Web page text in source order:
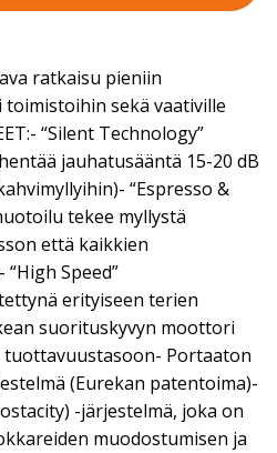
ratkaisu pieniin
sekä vaativille
“Silent Technology”
jauhatusääntä 15-20 dB
“Espresso &
tekee myllystä
että kaikkien
Speed”
erityiseen terien
suorituskyvyn moottori
Portaaton
(Eurekan patentoima)-
-järjestelmä, joka on
muodostumisen ja